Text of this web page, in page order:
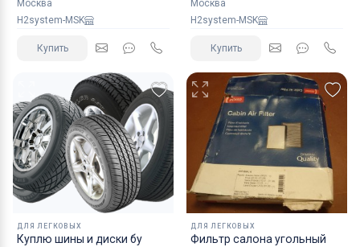
Москва
H2system-MSK
Купить
Москва
H2system-MSK
Купить
ДЛЯ ЛЕГКОВЫХ
Куплю шины и диски бу
ДЛЯ ЛЕГКОВЫХ
Фильтр салона угольный